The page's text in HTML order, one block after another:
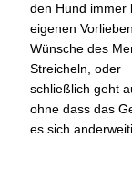
den Hund immer
eigenen
Wünsche des
Streicheln,
schließlich geht
ohne dass das
es sich